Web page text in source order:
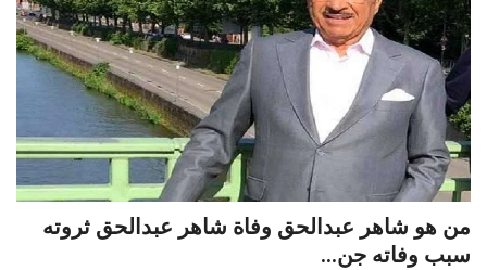
من هو شاهر عبدالحق وفاة شاهر عبدالحق ثروته
سبب وفاته جن...